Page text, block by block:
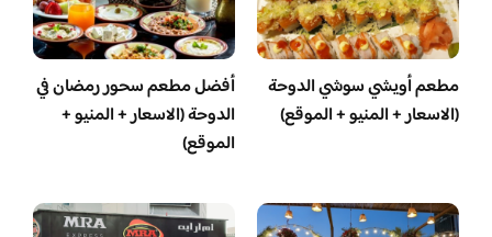
مطعم أويشي سوشي الدوحة
(الاسعار + المنيو + الموقع)
أفضل مطعم سحور رمضان في
الدوحة (الاسعار + المنيو +
الموقع)